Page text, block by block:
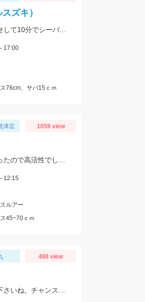
ズキ）
コマセ無し投げサビキで小鯖を釣り、トレブルフック首掛けで泳がせして10分でシーバスヒット。
17:00
76cm、サバ15ｃｍ
津店 1059 view
12:15
ルアー
45~70ｃｍ
488 view